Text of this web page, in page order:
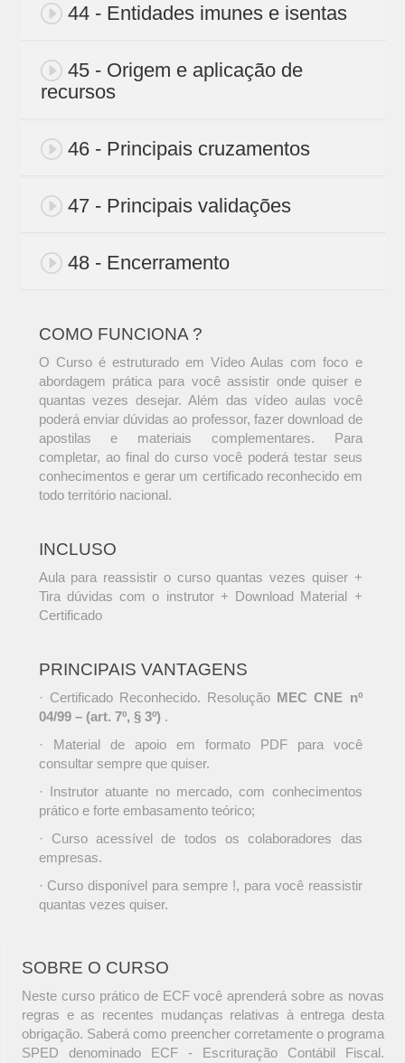
44 - Entidades imunes e isentas
45 - Origem e aplicação de
recursos
46 - Principais cruzamentos
47 - Principais validações
48 - Encerramento
COMO FUNCIONA ?
O Curso é estruturado em Vídeo Aulas com foco e
abordagem prática para você assistir onde quiser e
quantas vezes desejar. Além das vídeo aulas você
poderá enviar dúvidas ao professor, fazer download de
apostilas e materiais complementares. Para
completar, ao final do curso você poderá testar seus
conhecimentos e gerar um certificado reconhecido em
todo território nacional.
INCLUSO
Aula para reassistir o curso quantas vezes quiser +
Tira dúvidas com o instrutor + Download Material +
Certificado
PRINCIPAIS VANTAGENS
· Certificado Reconhecido. Resolução MEC CNE nº
04/99 – (art. 7º, § 3º) .
· Material de apoio em formato PDF para você
consultar sempre que quiser.
· Instrutor atuante no mercado, com conhecimentos
prático e forte embasamento teórico;
· Curso acessível de todos os colaboradores das
empresas.
· Curso disponível para sempre !, para você reassistir
quantas vezes quiser.
SOBRE O CURSO
Neste curso prático de ECF você aprenderá sobre as novas
regras e as recentes mudanças relativas à entrega desta
obrigação. Saberá como preencher corretamente o programa
SPED denominado ECF - Escrituração Contábil Fiscal.